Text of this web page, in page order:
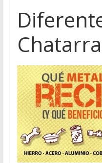
Chatarra